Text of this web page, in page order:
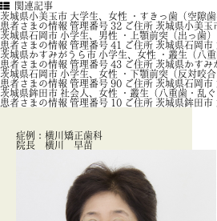
関連記事
茨城県小美玉市 大学生、女性 ・すきっ歯（空隙
患者さまの情報 管理番号 32 ご住所 茨城県小美玉
茨城県石岡市 小学生、男性 ・上顎前突（出っ歯
患者さまの情報 管理番号 41 ご住所 茨城県石岡市
茨城県かすみがうら市 小学生、女性 ・叢生（八
患者さまの情報 管理番号 43 ご住所 茨城県かすみ
茨城県石岡市 小学生、女性 ・下顎前突（反対咬合
患者さまの情報 管理番号 90 ご住所 茨城県石岡市
茨城県鉾田市 社会人、女性 ・叢生（八重歯・
患者さまの情報 管理番号 10 ご住所 茨城県鉾田市
症例：横川矯正歯科
院長 横川 早苗